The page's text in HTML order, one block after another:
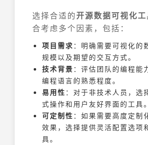
选择合适的开源数据可视化工
合考虑多个因素，包括：
项目需求 ：明确需要可视化的
规模以及期望的交互方式。
技术背景 ：评估团队的编程能
编程语言的熟悉程度。
易用性 ：对于非技术人员，选
式操作和用户友好界面的工具。
可定制性 ：如果需要高度定制
效果，选择提供灵活配置选项
具。